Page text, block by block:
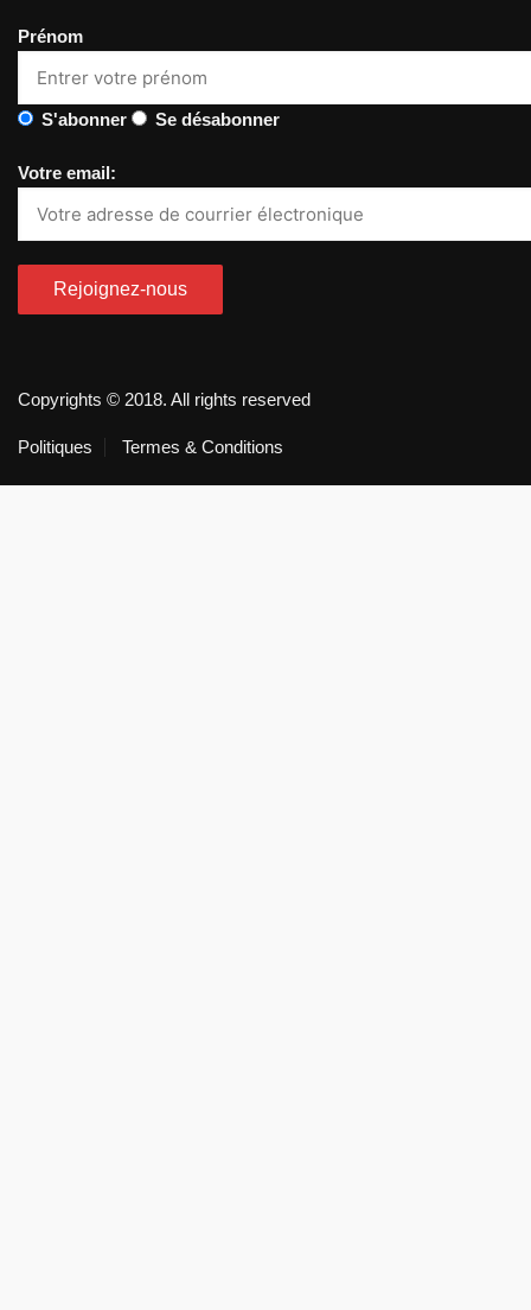
Prénom
S'abonner Se désabonner
Votre email:
Copyrights © 2018. All rights reserved
Politiques Termes & Conditions